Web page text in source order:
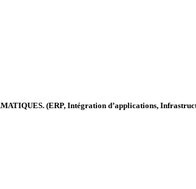
(ERP, Intégration d’applications,